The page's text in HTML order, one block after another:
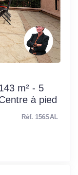
m² - 5
à pied
Réf. 156SAL